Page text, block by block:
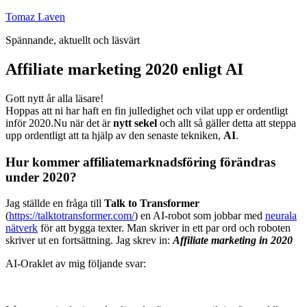
Hoppa
innehåll
Tomaz Laven
Spännande, aktuellt och läsvärt
Affiliate marketing 2020 enligt AI
Gott nytt år alla läsare!
Hoppas att ni har haft en fin julledighet och vilat upp er ordentligt
inför 2020.Nu när det ärnytt sekel och allt så gäller detta att steppa
upp ordentligt att ta hjälp av den senaste tekniken, AI.
Hur kommer affiliatemarknadsföring förändras
under 2020?
Jag ställde en fråga till Talk to Transformer
(https://talktotransformer.com/) en AI-robot som jobbar med neurala
nätverk för att bygga texter. Man skriver in ett par ord och roboten
skriver ut en fortsättning. Jag skrev in: Affiliate marketing in 2020
AI-Oraklet av mig följande svar: